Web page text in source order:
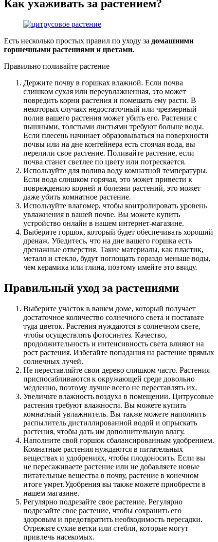
Как ухаживать за растением?
Есть несколько простых правил по уходу за домашними
горшечными растениями и цветами.
Правильно поливайте растение
Держите почву в горшках влажной. Если почва
слишком сухая или переувлажненная, это может
повредить корни растения и помешать ему расти. В
некоторых случаях недостаточный или чрезмерный
полив вашего растения может убить его. Растения с
пышными, толстыми листьями требуют больше воды.
Если плесень начинает образовываться на поверхности
почвы или на дне контейнера есть стоячая вода, вы
перелили свое растение. Поливайте растение, если
почва станет светлее по цвету или потрескается.
Используйте для полива воду комнатной температуры.
Если вода слишком горячая, это может привести к
повреждению корней и болезни растений, это может
даже убить комнатное растение.
Используйте влагомер, чтобы контролировать уровень
увлажнения в вашей почве. Вы можете купить
устройство онлайн в нашем интернет-магазине.
Выберите горшок, который будет обеспечивать хороший
дренаж. Убедитесь, что на дне вашего горшка есть
дренажные отверстия. Такие материалы, как пластик,
металл и стекло, будут поглощать гораздо меньше воды,
чем керамика или глина, поэтому имейте это ввиду.
Правильный уход за растениями
Выберите участок в вашем доме, который получает
достаточное количество солнечного света и поставьте
туда цветок. Растения нуждаются в солнечном свете,
чтобы осуществлять фотосинтез. Качество,
продолжительность и интенсивность света влияют на
рост растения. Избегайте попадания на растение прямых
солнечных лучей.
Не переставляйте свои дерево слишком часто. Растения
приспосабливаются к окружающей среде довольно
медленно, поэтому лучше всего не переставлять их.
Увеличьте влажность воздуха в помещении. Цитрусовые
растения требуют влажности. Вы можете купить
комнатный увлажнитель. Вы также можете наполнить
распылитель дистиллированной водой и опрыскать
растения, чтобы дать им дополнительную влагу.
Наполните свой горшок сбалансированным удобрением.
Комнатные растения нуждаются в питательных
веществах и удобрениях, чтобы плодоносить. Если вы
не пересаживаете растение или не добавляете новые
питательные вещества в почву, растение в конечном
итоге умрет.Удобрения вы также можете приобрести в
нашем магазине.
Регулярно подрезайте свое растение. Регулярно
подрезайте свое растение, чтобы сохранить его
здоровым и предотвратить необходимость пересадки.
Отрежьте сухие ветки или стебли, которые могут
привлечь насекомых.